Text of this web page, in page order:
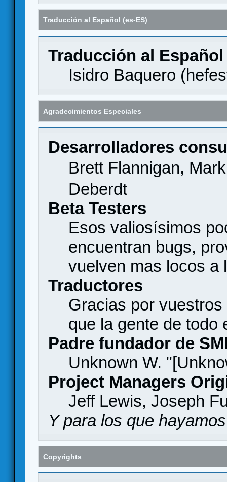
Traducción al Español (es-ES)
Traducción al Español
Isidro Baquero (
Agradecimientos Especiales
Desarrolladores
Brett Flannigan,
Deberdt
Beta Testers
Esos valiosísimos
encuentran bugs,
vuelven mas locos a
Traductores
Gracias por
que la gente de todo
Padre fundador de
Unknown W.
Project Managers
Jeff Lewis, Joseph
Y para los que
Copyrights